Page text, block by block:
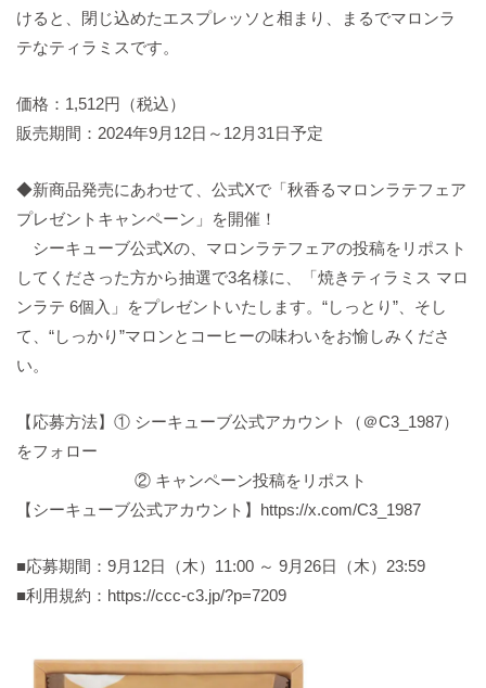
けると、閉じ込めたエスプレッソと相まり、まるでマロンラ
テなティラミスです。
価格：1,512円（税込）
販売期間：2024年9月12日～12月31日予定
◆新商品発売にあわせて、公式Xで「秋香るマロンラテフェア
プレゼントキャンペーン」を開催！
シーキューブ公式Xの、マロンラテフェアの投稿をリポスト
してくださった方から抽選で3名様に、 「焼きティラミス マロ
ンラテ 6個入」をプレゼントいたします。“しっとり”、そし
て、“しっかり”マロンとコーヒーの味わいをお愉しみくださ
い。
【応募方法】① シーキューブ公式アカウント（＠C3_1987）
をフォロー
② キャンペーン投稿をリポスト
【シーキューブ公式アカウント】https://x.com/C3_1987
■応募期間：9月12日（木）11:00 ～ 9月26日（木）23:59
■利用規約：https://ccc-c3.jp/?p=7209